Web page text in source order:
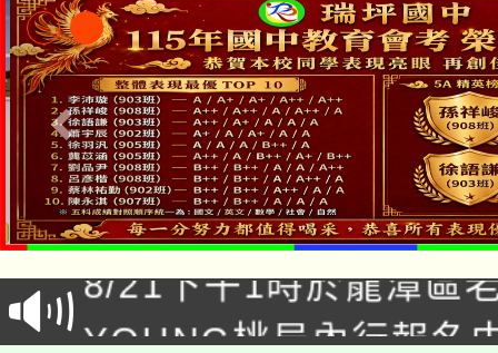
「本色祭」8/29、30在
場熱烈登場!
8/21下午1時於龍潭區
徵才活動。
YOUNG桃局內行報名